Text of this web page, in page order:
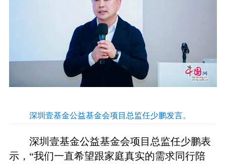
深圳壹基金公益基金会项目总监任少鹏发言。
深圳壹基金公益基金会项目总监任少鹏表
示，“我们一直希望跟家庭真实的需求同行陪